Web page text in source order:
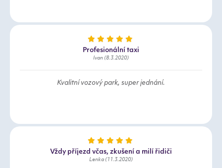
Profesionální taxi
Ivan (8.3.2020)
Kvalitní vozový park, super jednání.
Vždy příjezd včas, zkušení a milí řidiči
Lenka (11.3.2020)